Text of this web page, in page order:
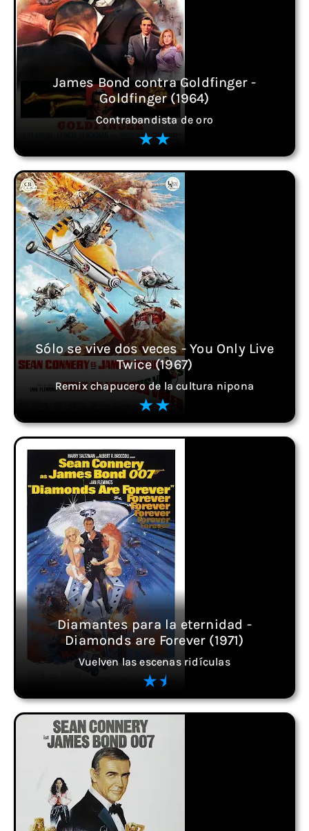
James Bond contra Goldfinger -
Goldfinger (1964)
Contrabandista de oro
Sólo se vive dos veces - You Only Live
Twice (1967)
Remix chapucero de la cultura nipona
Diamantes para la eternidad -
Diamonds are Forever (1971)
Vuelven las escenas ridículas